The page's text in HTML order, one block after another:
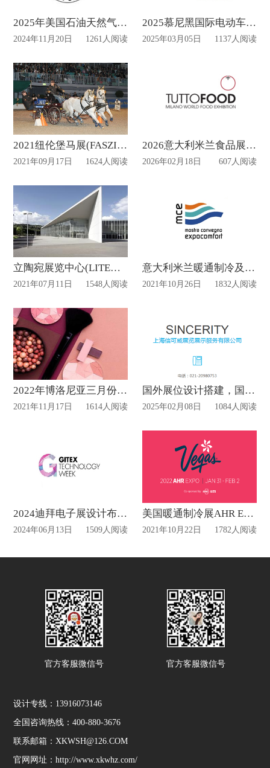
2025年美国石油天然气OTC展览搭建设计动态
2024年11月20日 1261人阅读
2025慕尼黑国际电动车及充电桩展览会设计制作
2025年03月05日 1137人阅读
2021纽伦堡马展(FASZINATION PFERD NÜRNBERG)
2021年09月17日 1624人阅读
2026意大利米兰食品展览会策划方案
2026年02月18日 607人阅读
立陶宛展览中心(LITEXPO)
2021年07月11日 1548人阅读
意大利米兰暖通制冷及智能家居展览会MCE将于2022年三月初正式开幕！
2021年10月26日 1832人阅读
2022年博洛尼亚三月份的美容展将是疫情爆发后首次开展
2021年11月17日 1614人阅读
国外展位设计搭建，国内展览公司怎么做？
2025年02月08日 1084人阅读
2024迪拜电子展设计布展专题
2024年06月13日 1509人阅读
美国暖通制冷展AHR Expo将于2022年一月底正式开幕！
2021年10月22日 1782人阅读
官方客服微信号 官方客服微信号
设计专线：13916073146
全国咨询热线：400-880-3676
联系邮箱：XKWSH@126.COM
官网网址：http://www.xkwhz.com/